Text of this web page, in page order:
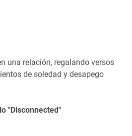
una relación, regalando versos
de soledad y desapego
"Disconnected"